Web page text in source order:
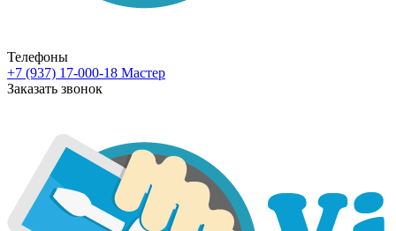
Телефоны
+7 (937) 17-000-18 Мастер
Заказать звонок